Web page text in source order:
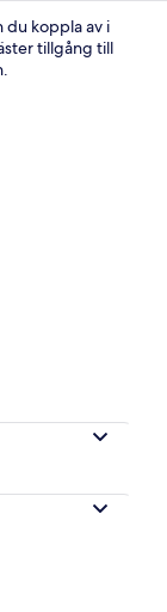
du koppla av i
tillgång till